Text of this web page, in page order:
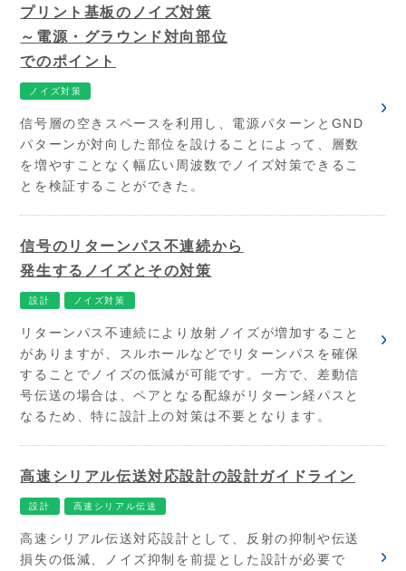
プリント基板のノイズ対策
～電源・グラウンド対向部位
でのポイント
ノイズ対策
信号層の空きスペースを利用し、電源パターンとGND
パターンが対向した部位を設けることによって、層数
を増やすことなく幅広い周波数でノイズ対策できるこ
とを検証することができた。
信号のリターンパス不連続から
発生するノイズとその対策
設計 ノイズ対策
リターンパス不連続により放射ノイズが増加すること
がありますが、スルホールなどでリターンパスを確保
することでノイズの低減が可能です。一方で、差動信
号伝送の場合は、ペアとなる配線がリターン経パスと
なるため、特に設計上の対策は不要となります。
高速シリアル伝送対応設計の設計ガイドライン
設計 高速シリアル伝送
高速シリアル伝送対応設計として、反射の抑制や伝送
損失の低減、ノイズ抑制を前提とした設計が必要で